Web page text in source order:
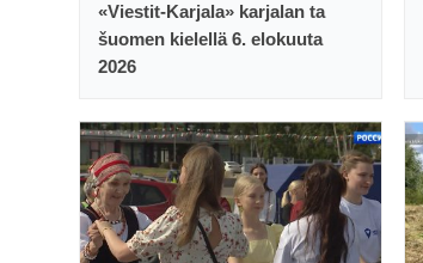
«Viestit-Karjala» karjalan ta
šuomen kielellä 6. elokuuta
2026